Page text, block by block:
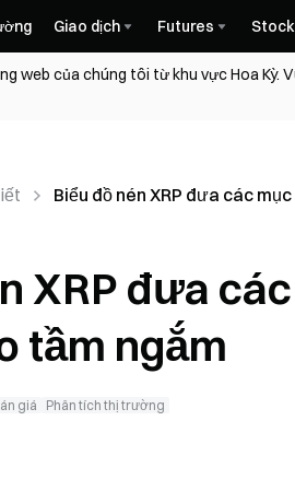
Giao dịch Futures
web của chúng tôi từ khu vực Hoa
Biểu đồ nén XRP đưa các
XRP đưa
tầm ngắm
giá Phân tích thị trường